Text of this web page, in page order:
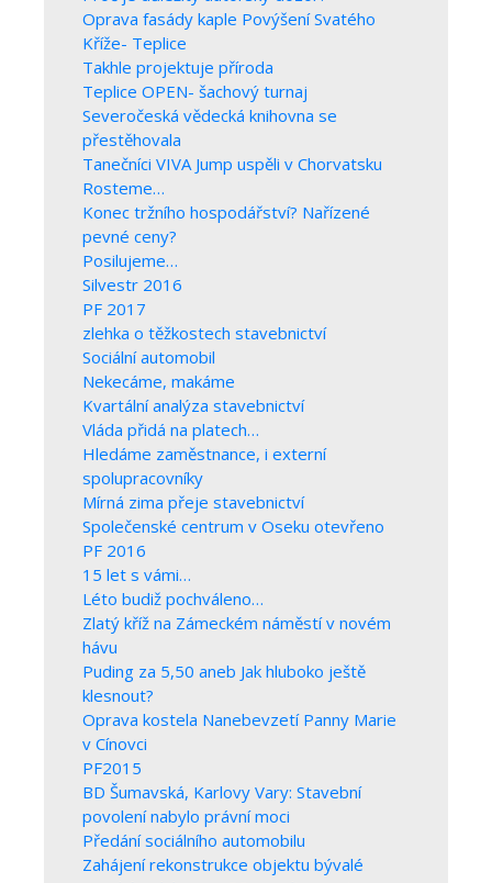
Oprava fasády kaple Povýšení Svatého
Kříže- Teplice
Takhle projektuje příroda
Teplice OPEN- šachový turnaj
Severočeská vědecká knihovna se
přestěhovala
Tanečníci VIVA Jump uspěli v Chorvatsku
Rosteme…
Konec tržního hospodářství? Nařízené
pevné ceny?
Posilujeme…
Silvestr 2016
PF 2017
zlehka o těžkostech stavebnictví
Sociální automobil
Nekecáme, makáme
Kvartální analýza stavebnictví
Vláda přidá na platech…
Hledáme zaměstnance, i externí
spolupracovníky
Mírná zima přeje stavebnictví
Společenské centrum v Oseku otevřeno
PF 2016
15 let s vámi…
Léto budiž pochváleno…
Zlatý kříž na Zámeckém náměstí v novém
hávu
Puding za 5,50 aneb Jak hluboko ještě
klesnout?
Oprava kostela Nanebevzetí Panny Marie
v Cínovci
PF2015
BD Šumavská, Karlovy Vary: Stavební
povolení nabylo právní moci
Předání sociálního automobilu
Zahájení rekonstrukce objektu bývalé